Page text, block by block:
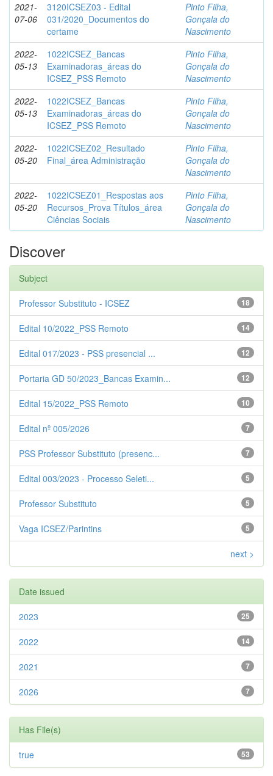
2021-
07-06
3120ICSEZ03 - Edital
031/2020_Documentos do
certame
Pinto Filha,
Gonçala do
Nascimento
2022-
05-13
1022ICSEZ_Bancas
Examinadoras_áreas do
ICSEZ_PSS Remoto
Pinto Filha,
Gonçala do
Nascimento
2022-
05-13
1022ICSEZ_Bancas
Examinadoras_áreas do
ICSEZ_PSS Remoto
Pinto Filha,
Gonçala do
Nascimento
2022-
05-20
1022ICSEZ02_Resultado
Final_área Administração
Pinto Filha,
Gonçala do
Nascimento
2022-
05-20
1022ICSEZ01_Respostas aos
Recursos_Prova Títulos_área
Ciências Sociais
Pinto Filha,
Gonçala do
Nascimento
Discover
Subject
18
Professor Substituto - ICSEZ
14
Edital 10/2022_PSS Remoto
12
Edital 017/2023 - PSS presencial ...
12
Portaria GD 50/2023_Bancas Examin...
10
Edital 15/2022_PSS Remoto
7
Edital nº 005/2026
7
PSS Professor Substituto (presenc...
5
Edital 003/2023 - Processo Seleti...
5
Professor Substituto
5
Vaga ICSEZ/Parintins
next >
Date issued
25
2023
14
2022
7
2021
7
2026
Has File(s)
53
true